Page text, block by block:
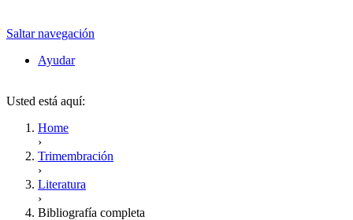
Saltar navegación
Ayudar
Usted está aquí:
Home
›
Trimembración
›
Literatura
›
Bibliografía completa